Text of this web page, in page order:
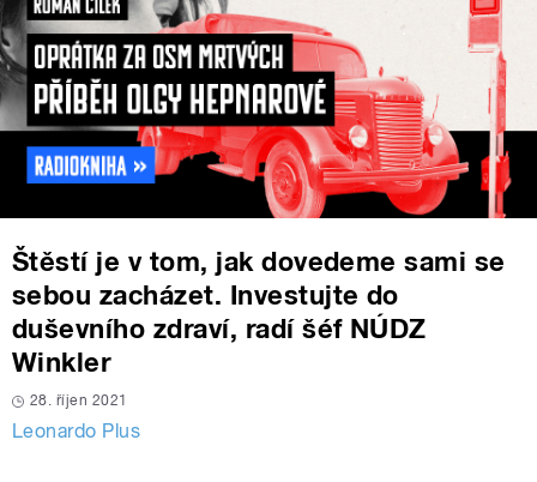
Štěstí je v tom, jak dovedeme sami se
sebou zacházet. Investujte do
duševního zdraví, radí šéf NÚDZ
Winkler
28. říjen 2021
Leonardo Plus